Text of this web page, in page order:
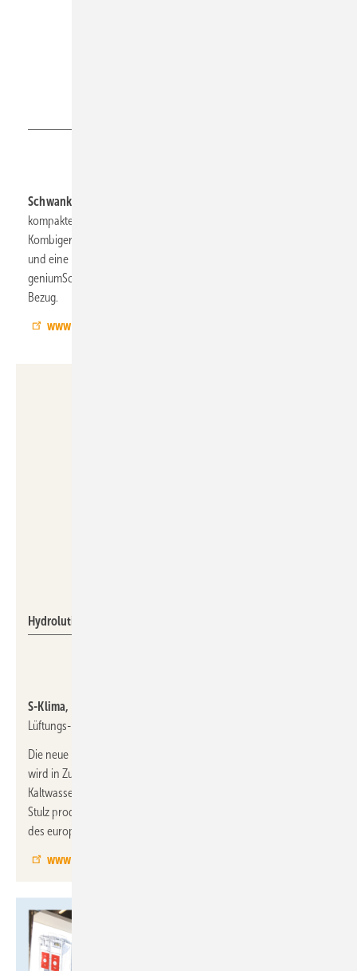
Schwank, 12.1-E78,
kompakten Industrie-Elektrostrahler, das dezentrales RLT-
Kombigerät Plug & Play mit integrierter Bosch R32 Wärmepumpe
und eine neue Generation des Wasserstoff-Heizsystems
geniumSchwank mit minimiertem Umrüstaufwand beim H
Bezug.
www.schwank.de
Hydrolution PRO
S-Klima, 8-H68,
Lüftungs- und Befeuchtungslösungen.
Die neue Hydrolution PRO Serie von Mitsubishi Heavy Industries
wird in Zusammenarbeit mit Stulz produziert. Die reversiblen
Kaltwassersätze / Wärmepumpen werden in Zusammenarbeit mit
Stulz produziert und sind auf die spezifischen Anforderungen
des europäischen Marktes zugeschnitten.
www.s-klima.de